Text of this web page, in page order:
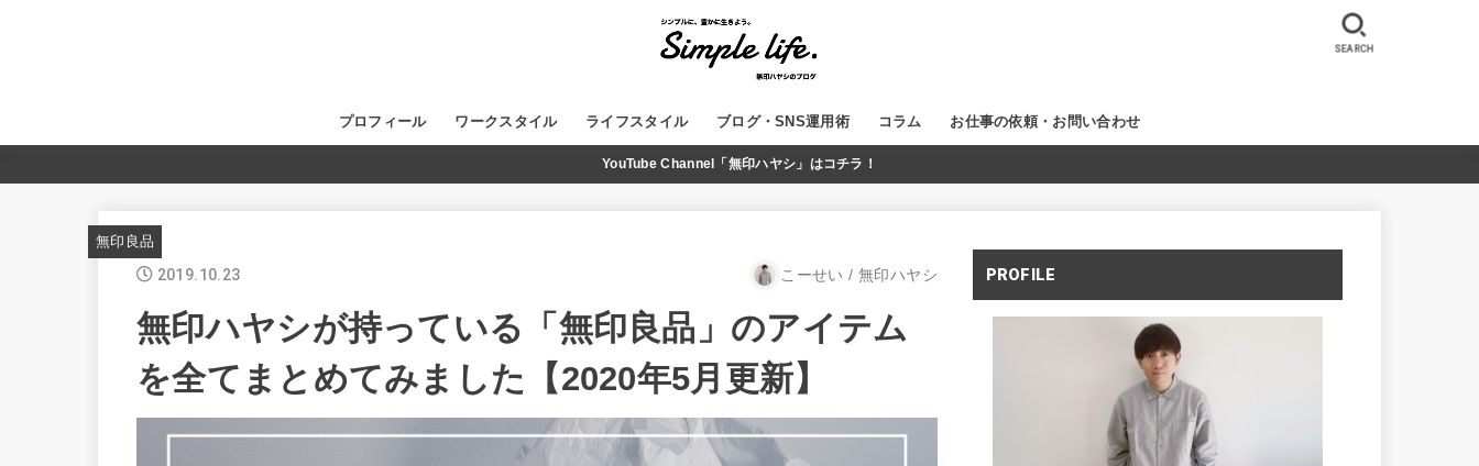
プロフィール ワークスタイル ライフスタイル
GADGET
MUJI
ブログ・SNS運用術
WordPress
ブログ運営
SNS
YouTube
コラム お仕事の依頼・お問い合わせ
SEARCH
YouTube Channel「無印ハヤシ」はコチラ！
無印良品
2019.10.23 こーせい / 無印ハヤシ
無印ハヤシが持っている「無印良品」のアイテム
を全てまとめてみました【2020年5月更新】
PROFILE